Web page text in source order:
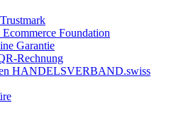
Ecommerce Foundation
Garantie
Rechnung
HANDELSVERBAND.swiss